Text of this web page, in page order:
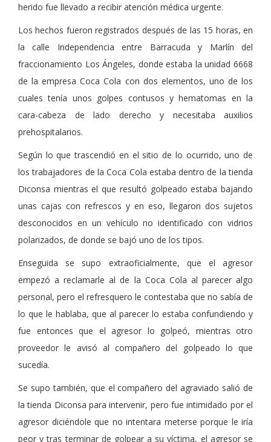
herido fue llevado a recibir atención médica urgente.
Los hechos fueron registrados después de las 15 horas, en
la calle Independencia entre Barracuda y Marlín del
fraccionamiento Los Ángeles, donde estaba la unidad 6668
de la empresa Coca Cola con dos elementos, uno de los
cuales tenía unos golpes contusos y hematomas en la
cara-cabeza de lado derecho y necesitaba auxilios
prehospitalarios.
Según lo que trascendió en el sitio de lo ocurrido, uno de
los trabajadores de la Coca Cola estaba dentro de la tienda
Diconsa mientras el que resultó golpeado estaba bajando
unas cajas con refrescos y en eso, llegaron dos sujetos
desconocidos en un vehículo no identificado con vidrios
polarizados, de donde se bajó uno de los tipos.
Enseguida se supo extraoficialmente, que el agresor
empezó a reclamarle al de la Coca Cola al parecer algo
personal, pero el refresquero le contestaba que no sabía de
lo que le hablaba, que al parecer lo estaba confundiendo y
fue entonces que el agresor lo golpeó, mientras otro
proveedor le avisó al compañero del golpeado lo que
sucedía.
Se supo también, que el compañero del agraviado salió de
la tienda Diconsa para intervenir, pero fue intimidado por el
agresor diciéndole que no intentara meterse porque le iría
peor y tras terminar de golpear a su víctima, el agresor se